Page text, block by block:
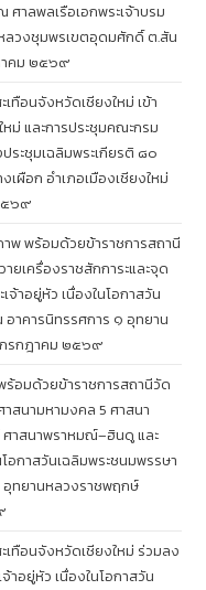
ศาลพลเรือเอกพระเจ้าบรม
ลวงชุมพรเขตอุดมศักดิ์ ต.สัน
าคม ๒๕๖๙
ทือนจังหวัดเชียงใหม่ เข้า
ม่ และการประชุมคณะกรม
ะชุมเฉลิมพระเกียรติ ๘๐
ผือก อำเภอเมืองเชียงใหม่
๕๖๙
พ พร้อมด้วยข้าราชการสถานี
ยเครื่องราชสักการะและจุด
จ้าอยู่หัว เนื่องในโอกาสวัน
าคารนิทรรศการ ๑ อุทยาน
กรกฎาคม ๒๕๖๙
อมด้วยข้าราชการสถานีวัด
สนามหามงคล 5 ศาสนา
ศาสนาพราหมณ์–ฮินดู และ
อกาสวันเฉลิมพระชนมพรรษา
ทยานหลวงราชพฤกษ์
ทือนจังหวัดเชียงใหม่ ร่วมลง
าอยู่หัว เนื่องในโอกาสวัน